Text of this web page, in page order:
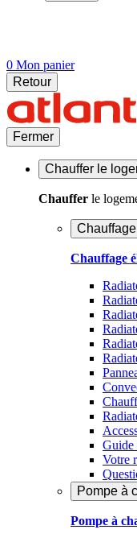
0 Mon panier
Retour
Fermer
Chauffer le
Chauffer le
Chauffage
Guide
Votre
Pompe à
Pompe à